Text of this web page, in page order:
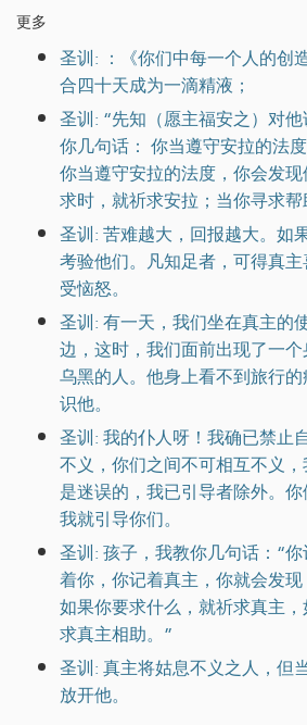
更多
圣训: ：《你们中每一个人的创
合四十天成为一滴精液；
圣训: “先知（愿主福安之）对
你几句话： 你当遵守安拉的法
你当遵守安拉的法度，你会发
求时，就祈求安拉；当你寻求帮
圣训: 苦难越大，回报越大。如
考验他们。凡知足者，可得真
受恼怒。
圣训: 有一天，我们坐在真主的
边，这时，我们面前出现了一
乌黑的人。他身上看不到旅行
识他。
圣训: 我的仆人呀！我确已禁止
不义，你们之间不可相互不义
是迷误的，我已引导者除外。
我就引导你们。
圣训: 孩子，我教你几句话：“
着你，你记着真主，你就会发
如果你要求什么，就祈求真主
求真主相助。”
圣训: 真主将姑息不义之人，但
放开他。